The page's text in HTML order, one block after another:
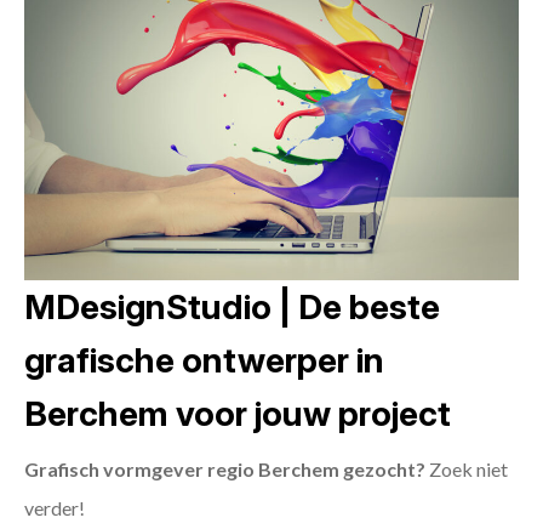
MDesignStudio | De beste
grafische ontwerper in
Berchem voor jouw project
Grafisch vormgever regio Berchem gezocht? Zoek niet
verder!